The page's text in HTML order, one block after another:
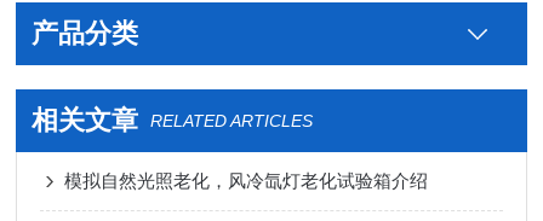
产品分类
相关文章 RELATED ARTICLES
模拟自然光照老化，风冷氙灯老化试验箱介绍